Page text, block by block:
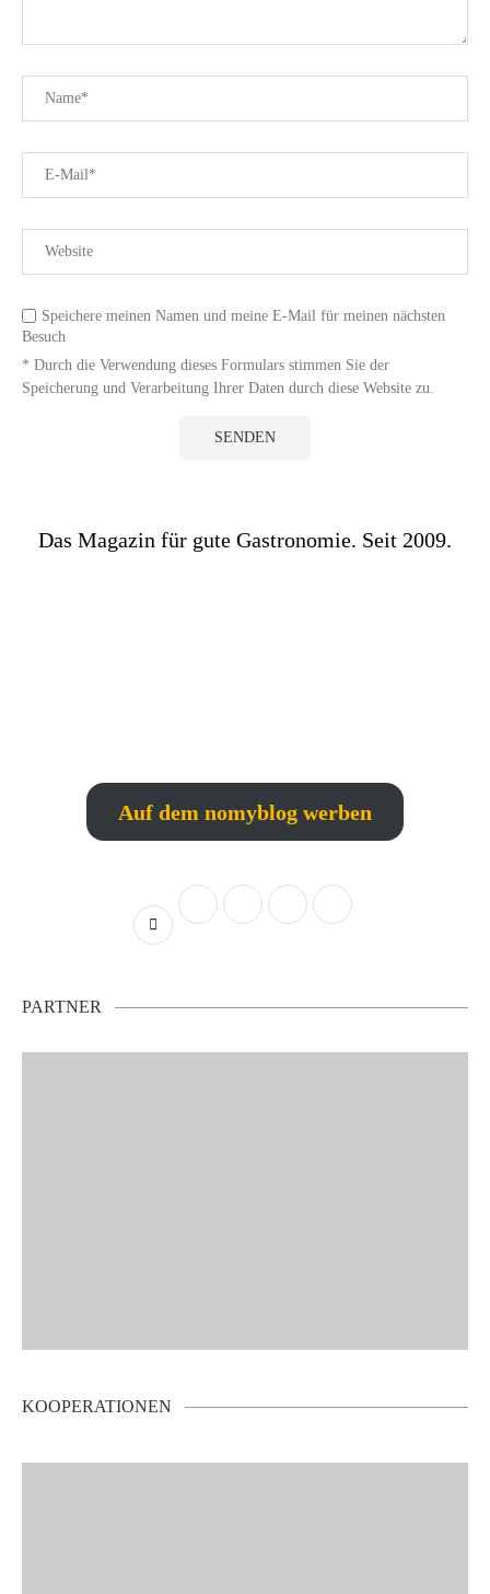
Speichere meinen Namen und meine E-Mail für meinen nächsten
Besuch
* Durch die Verwendung dieses Formulars stimmen Sie der
Speicherung und Verarbeitung Ihrer Daten durch diese Website zu.
Das Magazin für gute Gastronomie. Seit 2009.
Auf dem nomyblog werben
PARTNER
KOOPERATIONEN